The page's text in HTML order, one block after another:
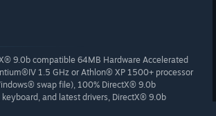
9.0b compatible 64MB Hardware Accelerated
1.5 GHz or Athlon® XP 1500+ processor
swap file), 100% DirectX® 9.0b
and latest drivers, DirectX® 9.0b